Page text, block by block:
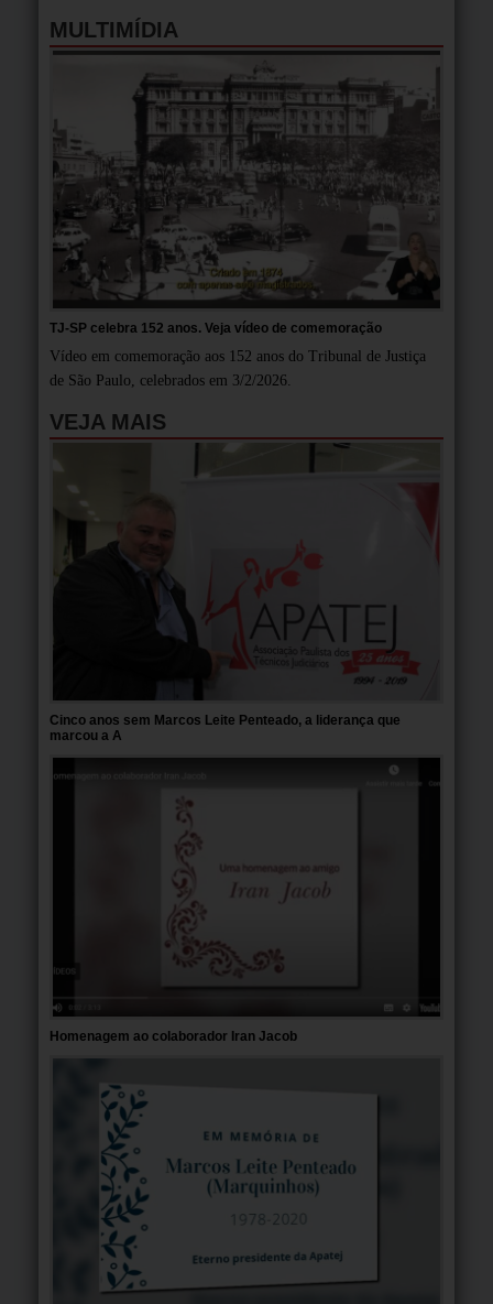
MULTIMÍDIA
TJ-SP celebra 152 anos. Veja vídeo de comemoração
Vídeo em comemoração aos 152 anos do Tribunal de Justiça
de São Paulo, celebrados em 3/2/2026.
VEJA MAIS
Cinco anos sem Marcos Leite Penteado, a liderança que
marcou a A
Homenagem ao colaborador Iran Jacob